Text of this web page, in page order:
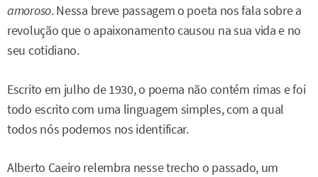
amoroso. Nessa breve passagem o poeta nos fala sobre a
revolução que o apaixonamento causou na sua vida e no
seu cotidiano.
Escrito em julho de 1930, o poema não contém rimas e foi
todo escrito com uma linguagem simples, com a qual
todos nós podemos nos identificar.
Alberto Caeiro relembra nesse trecho o passado, um